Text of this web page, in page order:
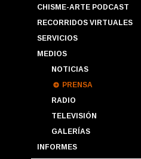
CHISME-ARTE PODCAST
RECORRIDOS VIRTUALES
SERVICIOS
MEDIOS
NOTICIAS
PRENSA
RADIO
TELEVISIÓN
GALERÍAS
INFORMES